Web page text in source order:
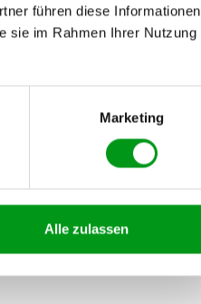
führen diese Informationen
sie im Rahmen Ihrer Nutzung
Marketing
Alle zulassen